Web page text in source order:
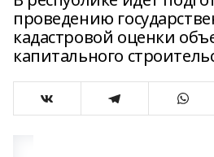
проведению
кадастровой оценки
капитального